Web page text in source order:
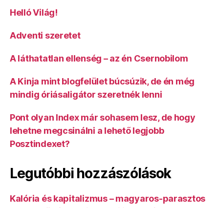
Helló Világ!
Adventi szeretet
A láthatatlan ellenség – az én Csernobilom
A Kinja mint blogfelület búcsúzik, de én még
mindig óriásaligátor szeretnék lenni
Pont olyan Index már sohasem lesz, de hogy
lehetne megcsinálni a lehető legjobb
Posztindexet?
Legutóbbi hozzászólások
Kalória és kapitalizmus – magyaros-parasztos